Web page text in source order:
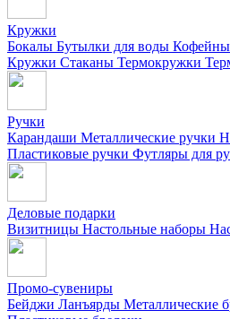
Кружки
Бокалы Бутылки для воды
Кружки Стаканы Термокружки
Ручки
Карандаши Металлические ручки
Пластиковые ручки Футляры для
Деловые подарки
Визитницы Настольные наборы
Промо-сувениры
Бейджи Ланъярды Металлические